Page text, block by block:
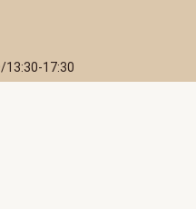
13:30-17:30